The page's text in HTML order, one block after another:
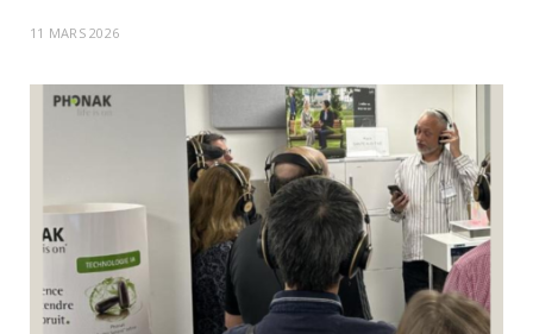
11 MARS 2026